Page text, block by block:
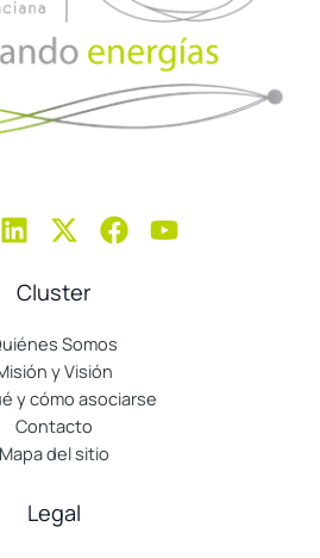
Cluster
Somos
y Visión
y cómo asociarse
Contacto
Mapa del sitio
Legal